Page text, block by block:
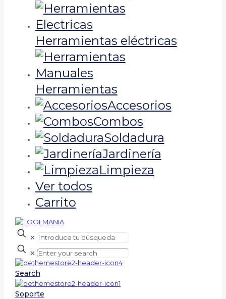
Herramientas eléctricas
Herramientas
Accesorios
Combos
Soldadura
Jardinería
Limpieza
Ver todos
Carrito
✕
✕
Search
Soporte